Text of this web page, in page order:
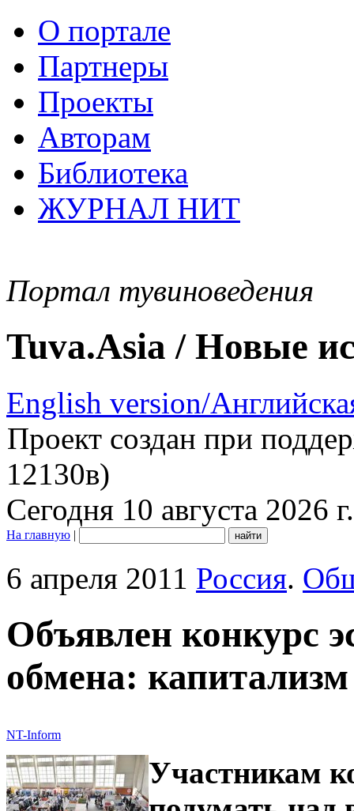
О портале
Партнеры
Проекты
Авторам
Библиотека
ЖУРНАЛ НИТ
Портал тувиноведения
Tuva.Asia / Новые
English version/
Проект создан при
12130в)
Сегодня 10 августа 2026 г.
На главную |
6 апреля 2011 Россия.
Объявлен конкурс
обмена:
NT-Inform
Участникам